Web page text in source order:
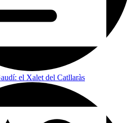
el Xalet del Catllaràs